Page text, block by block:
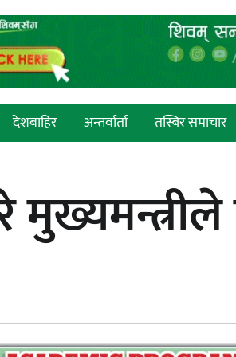
देशबाहिर अन्तर्वार्ता तस्बिर समाचार
सुनिश्चित गर्न सुरक्षा निकायको
महत्त्वपूर्ण हुन्छ : मेयर मण्डल
बलियो र जीवन्त विकास